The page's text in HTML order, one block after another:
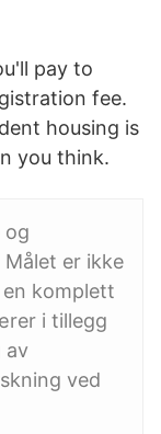
pay to
fee.
housing is
you think.
og
er ikke
komplett
i tillegg
av
ved